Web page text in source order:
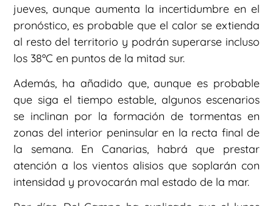
jueves, aunque aumenta la incertidumbre en el
pronóstico, es probable que el calor se extienda
al resto del territorio y podrán superarse incluso
los 38ºC en puntos de la mitad sur.
Además, ha añadido que, aunque es probable
que siga el tiempo estable, algunos escenarios
se inclinan por la formación de tormentas en
zonas del interior peninsular en la recta final de
la semana. En Canarias, habrá que prestar
atención a los vientos alisios que soplarán con
intensidad y provocarán mal estado de la mar.